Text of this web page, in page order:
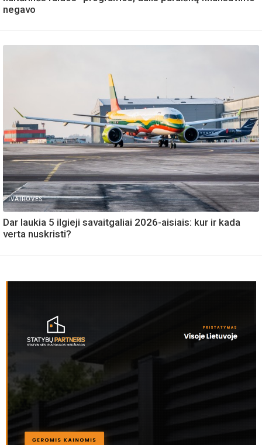
negavo
IVAIROVES
Dar laukia 5 ilgieji savaitgaliai 2026-aisiais: kur ir kada
verta nuskristi?